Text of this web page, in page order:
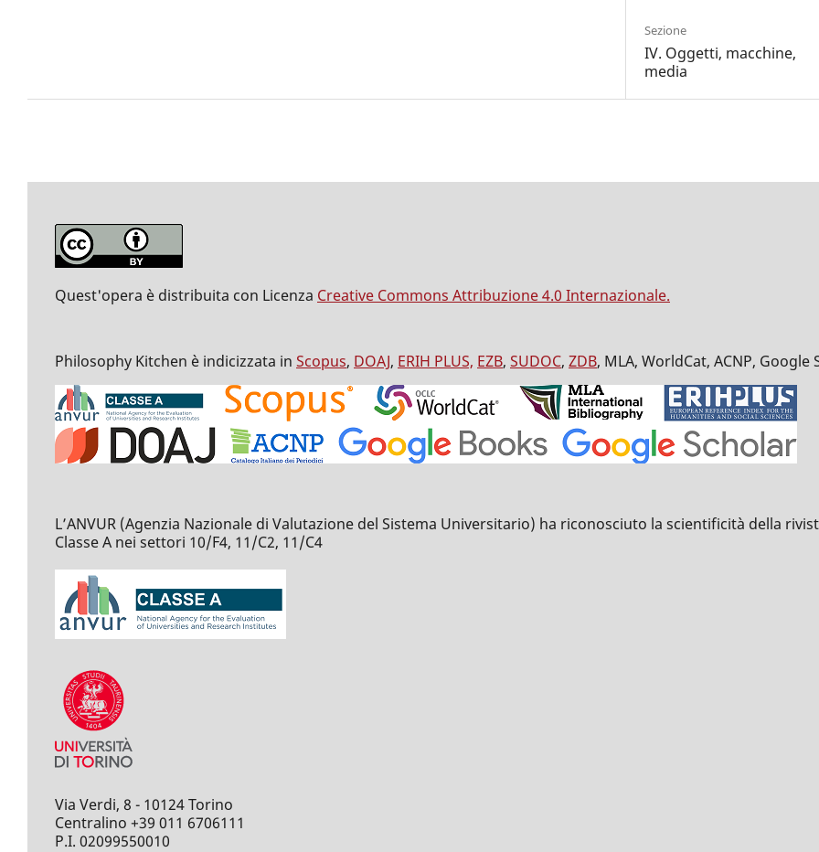
Sezione
IV. Oggetti, macchine,
media
Quest'opera è distribuita con Licenza Creative Commons Attribuzione 4.0 Internazionale.
Philosophy Kitchen è indicizzata in Scopus, DOAJ, ERIH PLUS, EZB, SUDOC, ZDB, MLA, WorldCat, ACNP,
L’ANVUR (Agenzia Nazionale di Valutazione del Sistema Universitario) ha riconosciuto la scientificità della
Classe A nei settori 10/F4, 11/C2, 11/C4
Via Verdi, 8 - 10124 Torino
Centralino +39 011 6706111
P.I. 02099550010